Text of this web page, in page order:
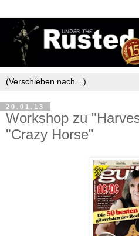
20.01.13
Workshop zu
"Crazy Horse"